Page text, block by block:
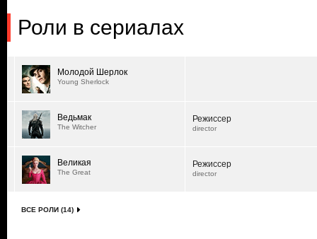
Роли в сериалах
Молодой Шерлок
Young Sherlock
Ведьмак
The Witcher
Режиссер
director
Великая
The Great
Режиссер
director
ВСЕ РОЛИ (14)